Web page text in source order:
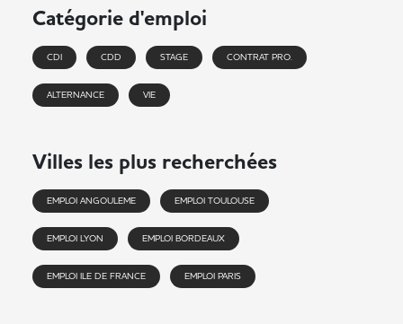
Catégorie d'emploi
CDI CDD STAGE CONTRAT PRO.
ALTERNANCE VIE
Villes les plus recherchées
EMPLOI ANGOULEME EMPLOI TOULOUSE
EMPLOI LYON EMPLOI BORDEAUX
EMPLOI ILE DE FRANCE EMPLOI PARIS